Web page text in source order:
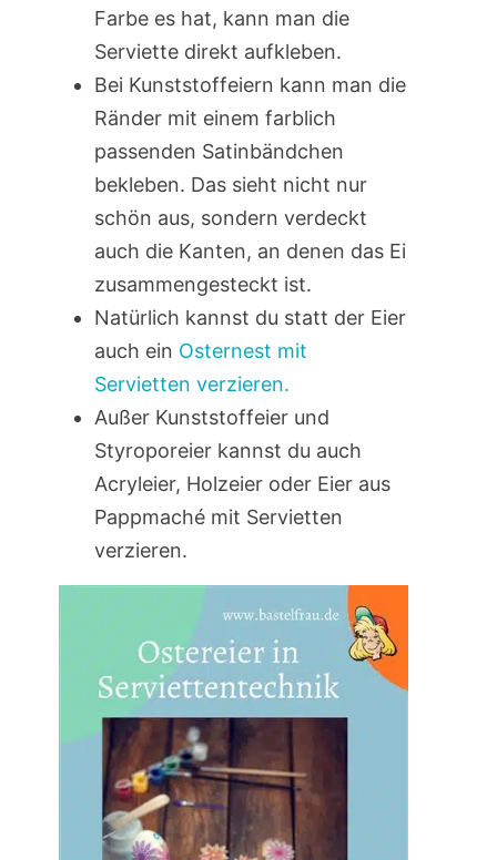
Farbe es hat, kann man die
Serviette direkt aufkleben.
Bei Kunststoffeiern kann man die
Ränder mit einem farblich
passenden Satinbändchen
bekleben. Das sieht nicht nur
schön aus, sondern verdeckt
auch die Kanten, an denen das Ei
zusammengesteckt ist.
Natürlich kannst du statt der Eier
auch ein Osternest mit
Servietten verzieren.
Außer Kunststoffeier und
Styroporeier kannst du auch
Acryleier, Holzeier oder Eier aus
Pappmaché mit Servietten
verzieren.